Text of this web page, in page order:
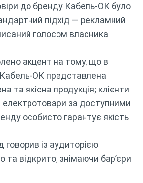
до бренду Кабель-ОК було
підхід — рекламний
голосом власника
акцент на тому, що в
Кабель-ОК представлена
та якісна продукція; клієнти
електротовари за доступними
особисто гарантує якість
із аудиторією
відкрито, знімаючи бар’єри